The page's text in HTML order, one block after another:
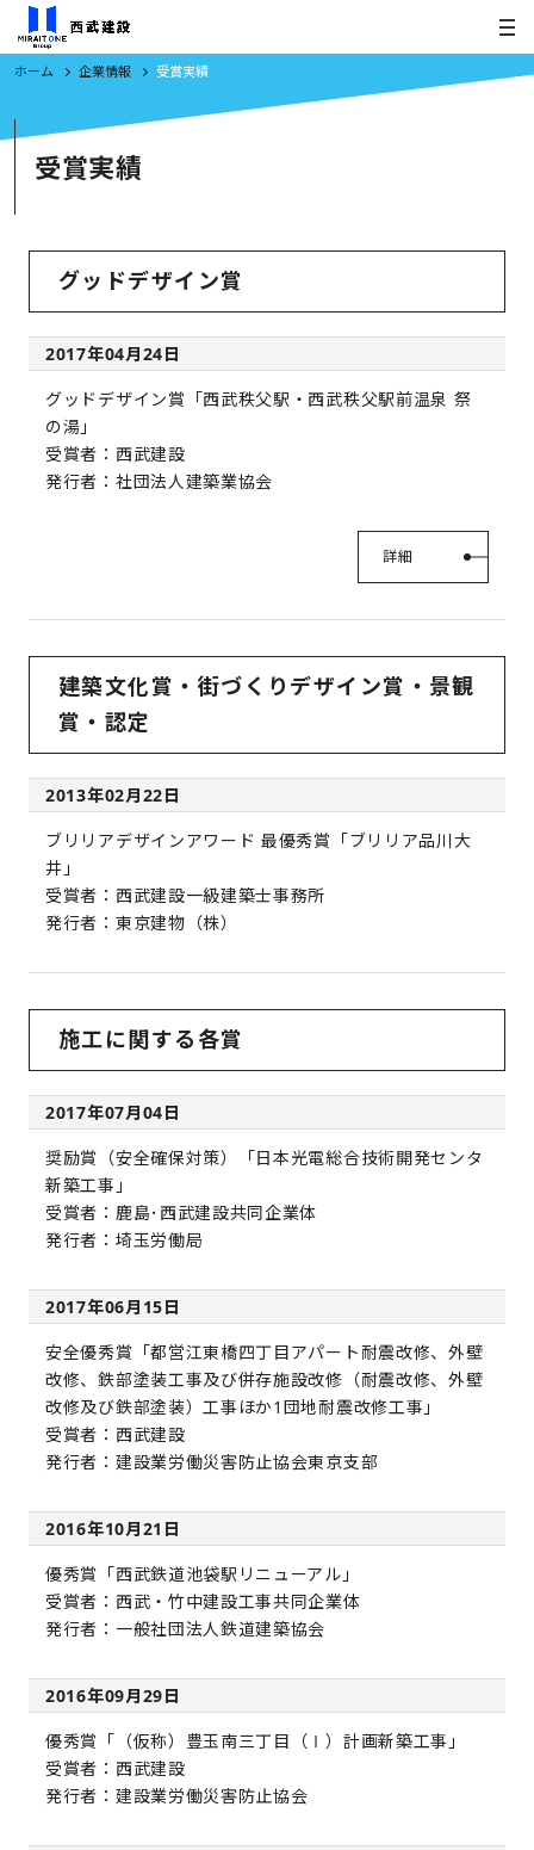
ホーム 企業情報 受賞実績
受賞実績
グッドデザイン賞
2017年04月24日
グッドデザイン賞「西武秩父駅・西武秩父駅前温泉 祭
の湯」
受賞者：西武建設
発行者：社団法人建築業協会
詳細
建築文化賞・街づくりデザイン賞・景観
賞・認定
2013年02月22日
ブリリアデザインアワード 最優秀賞「ブリリア品川大
井」
受賞者：西武建設一級建築士事務所
発行者：東京建物（株）
施工に関する各賞
2017年07月04日
奨励賞（安全確保対策）「日本光電総合技術開発センタ
新築工事」
受賞者：鹿島･西武建設共同企業体
発行者：埼玉労働局
2017年06月15日
安全優秀賞「都営江東橋四丁目アパート耐震改修、外壁
改修、鉄部塗装工事及び併存施設改修（耐震改修、外壁
改修及び鉄部塗装）工事ほか1団地耐震改修工事」
受賞者：西武建設
発行者：建設業労働災害防止協会東京支部
2016年10月21日
優秀賞「西武鉄道池袋駅リニューアル」
受賞者：西武・竹中建設工事共同企業体
発行者：一般社団法人鉄道建築協会
2016年09月29日
優秀賞「（仮称）豊玉南三丁目（Ⅰ）計画新築工事」
受賞者：西武建設
発行者：建設業労働災害防止協会